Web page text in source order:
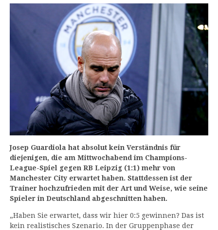
Josep Guardiola hat absolut kein Verständnis für
diejenigen, die am Mittwochabend im Champions-
League-Spiel gegen RB Leipzig (1:1) mehr von
Manchester City erwartet haben. Stattdessen ist der
Trainer hochzufrieden mit der Art und Weise, wie seine
Spieler in Deutschland abgeschnitten haben.
„Haben Sie erwartet, dass wir hier 0:5 gewinnen? Das ist
kein realistisches Szenario. In der Gruppenphase der